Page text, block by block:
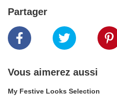
Partager
Vous aimerez aussi
My Festive Looks Selection